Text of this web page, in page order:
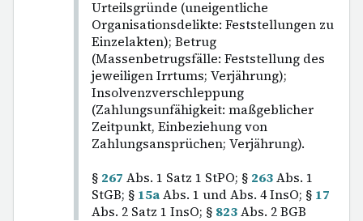
Urteilsgründe (uneigentliche
Organisationsdelikte: Feststellungen zu
Einzelakten); Betrug
(Massenbetrugsfälle: Feststellung des
jeweiligen Irrtums; Verjährung);
Insolvenzverschleppung
(Zahlungsunfähigkeit: maßgeblicher
Zeitpunkt, Einbeziehung von
Zahlungsansprüchen; Verjährung).
§ 267 Abs. 1 Satz 1 StPO; § 263Abs. 1
StGB; § 15aAbs. 1 und Abs. 4 InsO; § 17
Abs. 2 Satz 1 InsO; § 823Abs. 2 BGB